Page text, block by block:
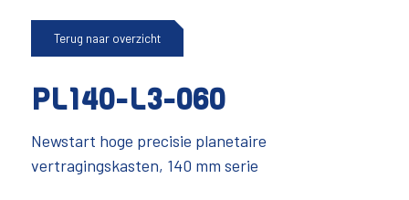
Terug naar overzicht
PL140-L3-060
Newstart hoge precisie planetaire
vertragingskasten, 140 mm serie